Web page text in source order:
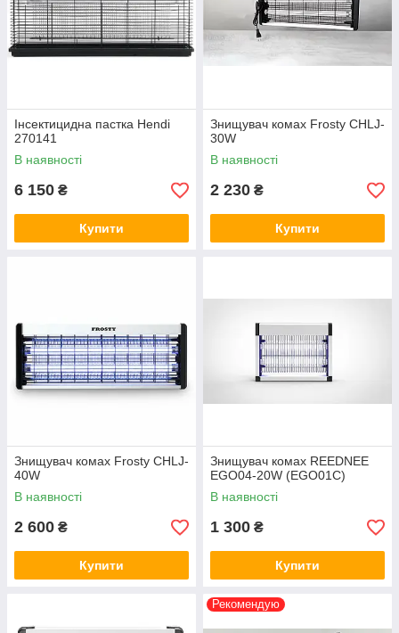
Інсектицидна пастка Hendi
270141
В наявності
6 150 ₴
Купити
Знищувач комах Frosty CHLJ-
30W
В наявності
2 230 ₴
Купити
Знищувач комах Frosty CHLJ-
40W
В наявності
2 600 ₴
Купити
Знищувач комах REEDNEE
EGO04-20W (EGO01C)
В наявності
1 300 ₴
Купити
Рекомендую